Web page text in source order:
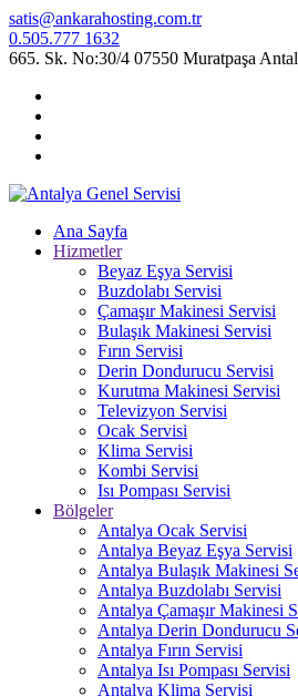
satis@ankarahosting.com.tr
0.505.777 1632
665. Sk. No:30/4 07550 Muratpaşa
Ana Sayfa
Hizmetler
Beyaz Eşya Servisi
Buzdolabı Servisi
Çamaşır Makinesi Servisi
Bulaşık Makinesi Servisi
Fırın Servisi
Derin Dondurucu Servisi
Kurutma Makinesi Servisi
Televizyon Servisi
Ocak Servisi
Klima Servisi
Kombi Servisi
Isı Pompası Servisi
Bölgeler
Antalya Ocak Servisi
Antalya Beyaz Eşya Servisi
Antalya Bulaşık Makinesi
Antalya Buzdolabı Servisi
Antalya Çamaşır Makinesi
Antalya Derin Dondurucu
Antalya Fırın Servisi
Antalya Isı Pompası Servisi
Antalya Klima Servisi